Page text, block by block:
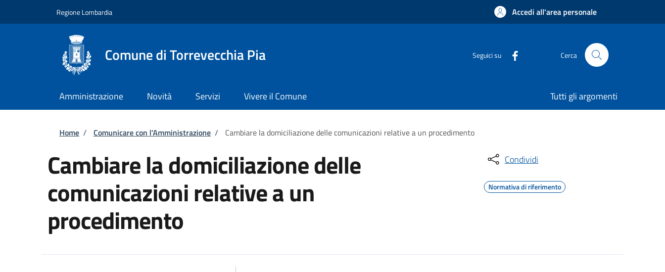
Regione Lombardia Accedi all'area personale
Comune di Torrevecchia Pia Seguici su Cerca
Amministrazione Novità Servizi Vivere il Comune Tutti gli argomenti
Briciole di pane
Home / Comunicare con l'Amministrazione / Cambiare la domiciliazione delle comunicazioni relative a un procedimento
Cambiare la domiciliazione delle
comunicazioni relative a un
procedimento
Condividi
Normativa di riferimento